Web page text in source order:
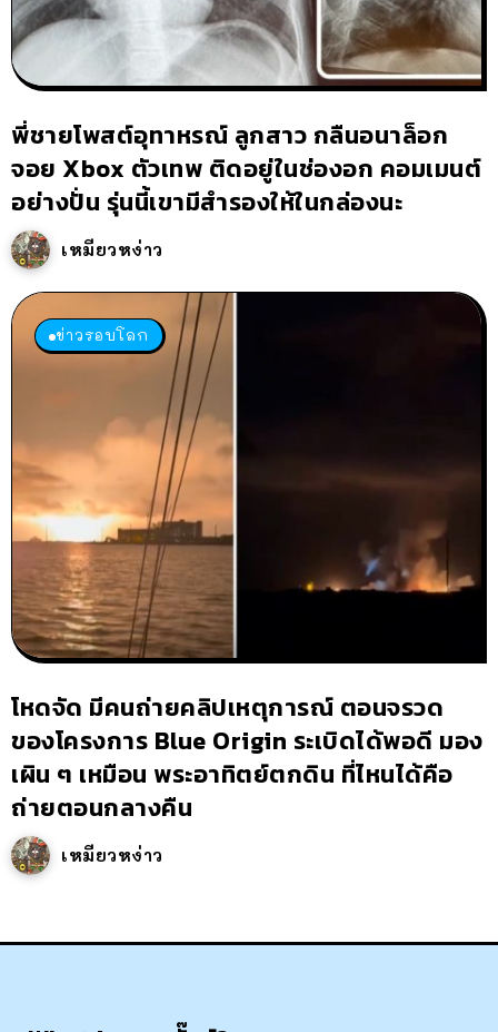
พี่ชายโพสต์อุทาหรณ์ ลูกสาว กลืนอนาล็อก
จอย Xbox ตัวเทพ ติดอยู่ในช่องอก คอมเมนต์
อย่างปั่น รุ่นนี้เขามีสำรองให้ในกล่องนะ
เหมียวหง่าว
ข่าวรอบโลก
โหดจัด มีคนถ่ายคลิปเหตุการณ์ ตอนจรวด
ของโครงการ Blue Origin ระเบิดได้พอดี มอง
เผิน ๆ เหมือน พระอาทิตย์ตกดิน ที่ไหนได้คือ
ถ่ายตอนกลางคืน
เหมียวหง่าว